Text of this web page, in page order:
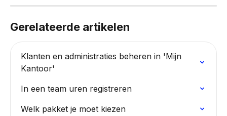
Gerelateerde artikelen
Klanten en administraties beheren in 'Mijn
Kantoor'
In een team uren registreren
Welk pakket je moet kiezen